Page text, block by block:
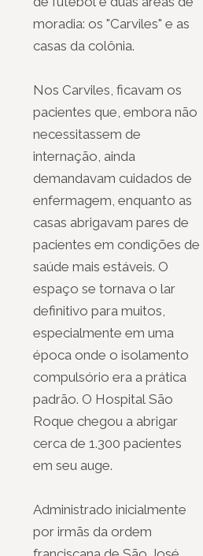
moradia: os "Carviles" e as
casas da colônia.
Nos Carviles, ficavam os
pacientes que, embora não
necessitassem de
internação, ainda
demandavam cuidados de
enfermagem, enquanto as
casas abrigavam pares de
pacientes em condições de
saúde mais estáveis. O
espaço se tornava o lar
definitivo para muitos,
especialmente em uma
época onde o isolamento
compulsório era a prática
padrão. O Hospital São
Roque chegou a abrigar
cerca de 1.300 pacientes
em seu auge.
Administrado inicialmente
por irmãs da ordem